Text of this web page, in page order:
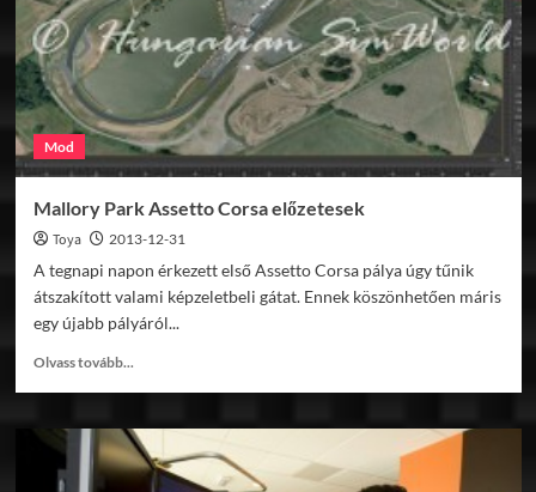
Mod
Mallory Park Assetto Corsa előzetesek
Toya 2013-12-31
A tegnapi napon érkezett első Assetto Corsa pálya úgy tűnik
átszakított valami képzeletbeli gátat. Ennek köszönhetően máris
egy újabb pályáról...
Olvass tovább...
Mallory
Park
Assetto